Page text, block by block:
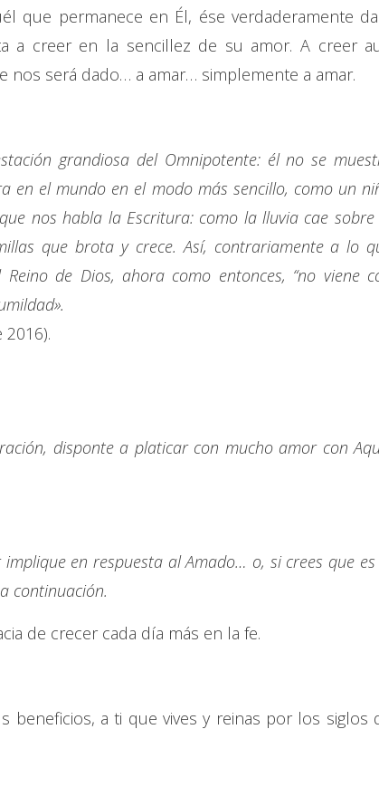
que permanece en Él, ése verdaderamente
a creer en la sencillez de su amor. A creer
nos será dado… a amar… simplemente a amar.
grandiosa del Omnipotente: él no se
en el mundo en el modo más sencillo, como un
nos habla la Escritura: como la lluvia cae
que brota y crece. Así, contrariamente a lo
de Dios, ahora como entonces, “no viene
2016).
disponte a platicar con mucho amor con
en respuesta al Amado… o, si crees que
continuación.
de crecer cada día más en la fe.
beneficios, a ti que vives y reinas por los siglos